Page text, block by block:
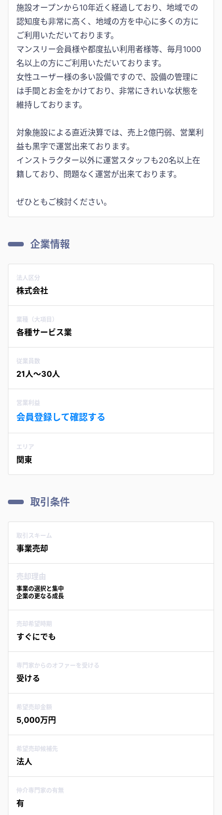
施設オープンから10年近く経過しており、地域での
認知度も非常に高く、地域の方を中心に多くの方に
ご利用いただいております。
マンスリー会員様や都度払い利用者様等、毎月1000
名以上の方にご利用いただいております。
女性ユーザー様の多い設備ですので、設備の管理に
は手間とお金をかけており、非常にきれいな状態を
維持しております。
対象施設による直近決算では、売上2億円弱、営業利
益も黒字で運営出来ております。
インストラクター以外に運営スタッフも20名以上在
籍しており、問題なく運営が出来ております。
ぜひともご検討ください。
企業情報
法人区分
株式会社
業種（大項目）
各種サービス業
従業員数
21人〜30人
営業利益
会員登録して確認する
エリア
関東
取引条件
取引スキーム
事業売却
売却理由
事業の選択と集中
企業の更なる成長
売却希望時期
すぐにでも
専門家からのオファーを受ける
受ける
希望売却金額
5,000万円
希望売却候補先
法人
仲介専門家の有無
有